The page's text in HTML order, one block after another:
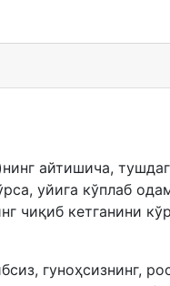
айтишича,
уйига кўплаб
чиқиб кетганини
гуноҳсизнинг,